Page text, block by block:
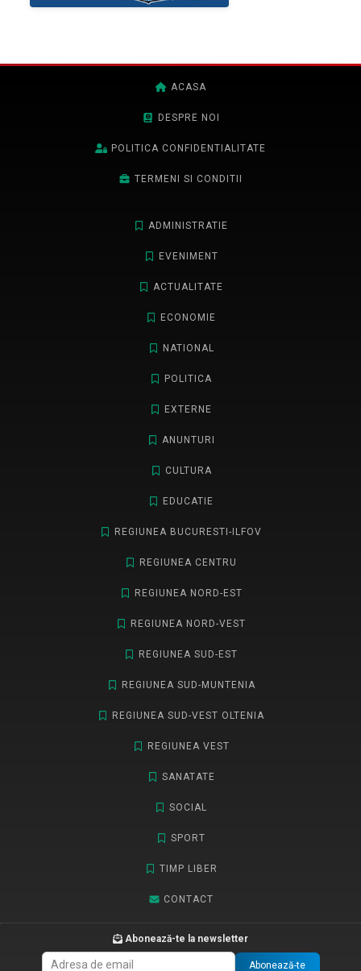
ACASA
DESPRE NOI
POLITICA CONFIDENTIALITATE
TERMENI SI CONDITII
ADMINISTRATIE
EVENIMENT
ACTUALITATE
ECONOMIE
NATIONAL
POLITICA
EXTERNE
ANUNTURI
CULTURA
EDUCATIE
REGIUNEA BUCURESTI-ILFOV
REGIUNEA CENTRU
REGIUNEA NORD-EST
REGIUNEA NORD-VEST
REGIUNEA SUD-EST
REGIUNEA SUD-MUNTENIA
REGIUNEA SUD-VEST OLTENIA
REGIUNEA VEST
SANATATE
SOCIAL
SPORT
TIMP LIBER
CONTACT
Abonează-te la newsletter
Abonează-te